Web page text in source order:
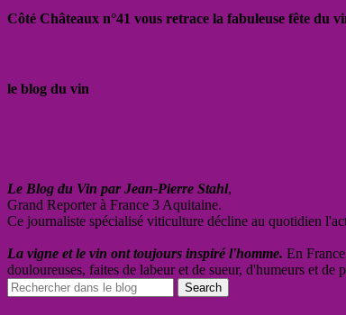
Côté Châteaux n°41 vous retrace la fabuleuse fête du
le blog du vin
Le Blog du Vin par Jean-Pierre Stahl,
Grand Reporter à France 3 Aquitaine.
Ce journaliste spécialisé viticulture décline au quotidien
La vigne et le vin ont toujours inspiré l'homme. En
douloureuses, faites de labeur et de sueur, d'humeurs et